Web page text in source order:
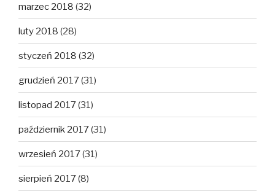
marzec 2018 (32)
luty 2018 (28)
styczeń 2018 (32)
grudzień 2017(31)
listopad 2017(31)
październik 2017(31)
wrzesień 2017(31)
sierpień 2017(8)